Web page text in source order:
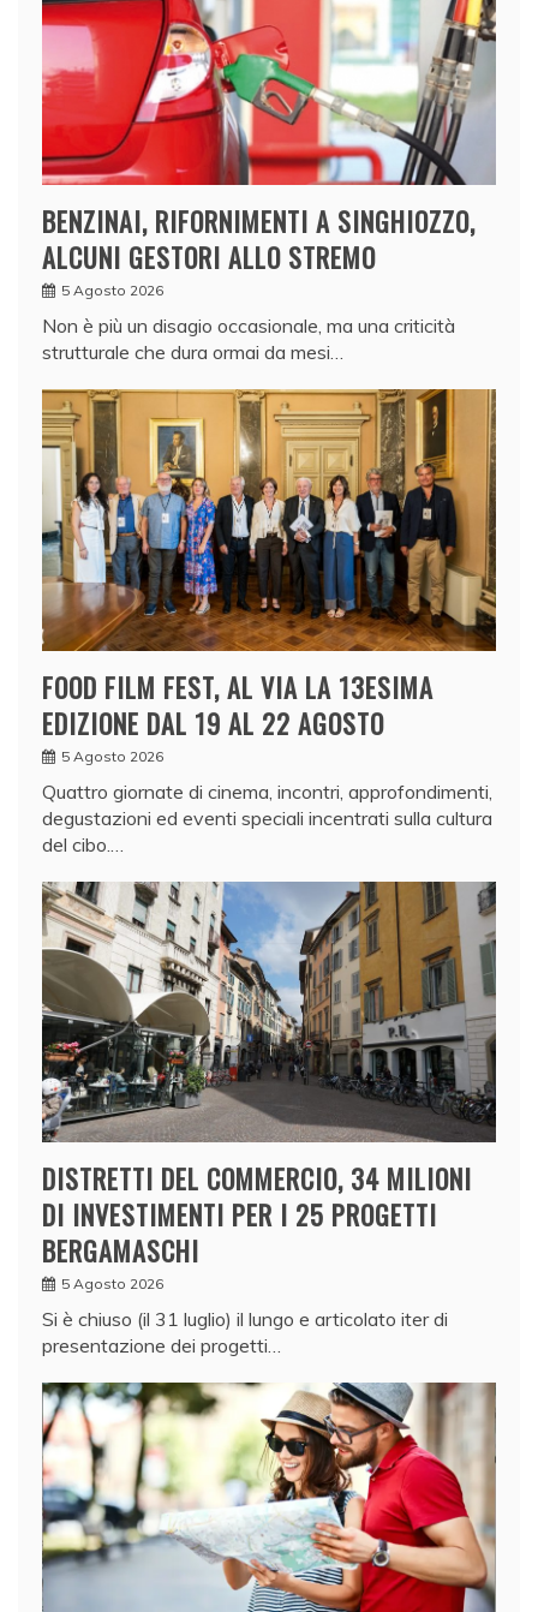
BENZINAI, RIFORNIMENTI A SINGHIOZZO,
ALCUNI GESTORI ALLO STREMO
5 Agosto 2026
Non è più un disagio occasionale, ma una criticità
strutturale che dura ormai da mesi…
FOOD FILM FEST, AL VIA LA 13ESIMA
EDIZIONE DAL 19 AL 22 AGOSTO
5 Agosto 2026
Quattro giornate di cinema, incontri, approfondimenti,
degustazioni ed eventi speciali incentrati sulla cultura
del cibo.…
DISTRETTI DEL COMMERCIO, 34 MILIONI
DI INVESTIMENTI PER I 25 PROGETTI
BERGAMASCHI
5 Agosto 2026
Si è chiuso (il 31 luglio) il lungo e articolato iter di
presentazione dei progetti…